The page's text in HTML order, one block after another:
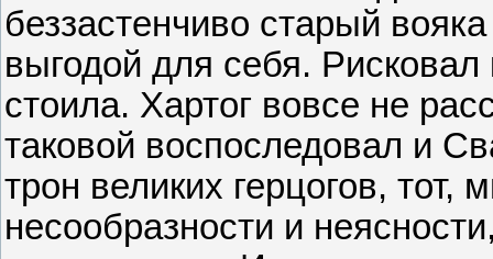
беззастенчиво старый
выгодой для себя. Рисковал
стоила. Хартог вовсе не
таковой воспоследовал и
трон великих герцогов,
несообразности и